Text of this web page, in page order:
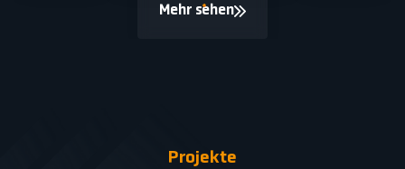
Mehr sehen
Projekte